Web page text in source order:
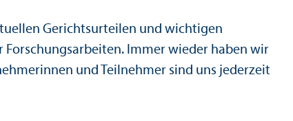
Gerichtsurteilen und wichtigen
Immer wieder haben wir
und Teilnehmer sind uns jederzeit